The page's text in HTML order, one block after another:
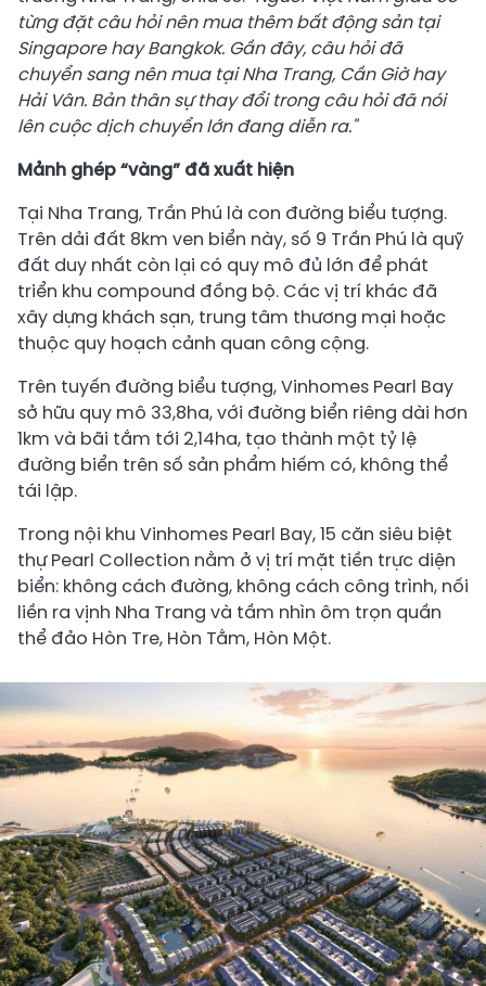
từng đặt câu hỏi nên mua thêm bất động sản tại
Singapore hay Bangkok. Gần đây, câu hỏi đã
chuyển sang nên mua tại Nha Trang, Cần Giờ hay
Hải Vân. Bản thân sự thay đổi trong câu hỏi đã nói
lên cuộc dịch chuyển lớn đang diễn ra."
Mảnh ghép “vàng” đã xuất hiện
Tại Nha Trang, Trần Phú là con đường biểu tượng.
Trên dải đất 8km ven biển này, số 9 Trần Phú là quỹ
đất duy nhất còn lại có quy mô đủ lớn để phát
triển khu compound đồng bộ. Các vị trí khác đã
xây dựng khách sạn, trung tâm thương mại hoặc
thuộc quy hoạch cảnh quan công cộng.
Trên tuyến đường biểu tượng, Vinhomes Pearl Bay
sở hữu quy mô 33,8ha, với đường biển riêng dài hơn
1km và bãi tắm tới 2,14ha, tạo thành một tỷ lệ
đường biển trên số sản phẩm hiếm có, không thể
tái lập.
Trong nội khu Vinhomes Pearl Bay, 15 căn siêu biệt
thự Pearl Collection nằm ở vị trí mặt tiền trực diện
biển: không cách đường, không cách công trình, nối
liền ra vịnh Nha Trang và tầm nhìn ôm trọn quần
thể đảo Hòn Tre, Hòn Tằm, Hòn Một.